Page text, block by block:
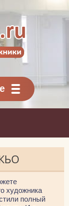
художника
полный